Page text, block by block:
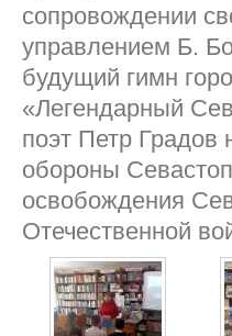
сопровождении
управлением Б.
будущий гимн
«Легендарный
поэт Петр Градов
обороны
освобождения
Отечественной